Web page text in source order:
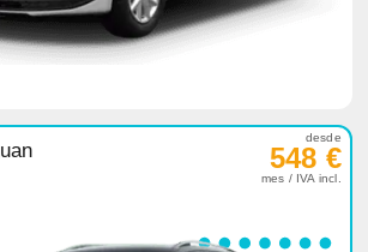
desde
548 €
mes / IVA incl.